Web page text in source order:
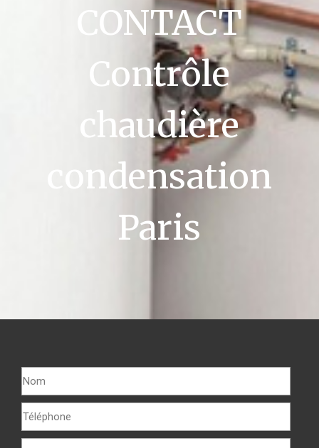
CONTACT
Contrôle
chaudière
condensation
Paris